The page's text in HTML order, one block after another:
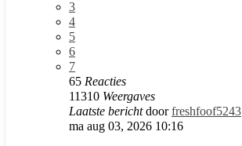
3
4
5
6
7
65 Reacties
11310 Weergaves
Laatste berichtdoorfreshfoof5243
ma aug 03, 2026 10:16